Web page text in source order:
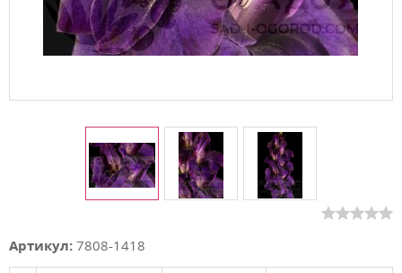
Артикул: 7808-1418